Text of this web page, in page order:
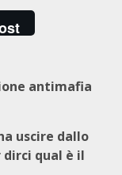
antimafia
uscire dallo
dirci qual è il